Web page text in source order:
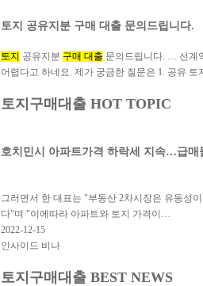
토지 공유지분 구매 대출 문의드립니다.
토지 공유지분 구매 대출 문의드립니다. … 선계
어렵다고 하네요. 제가 궁금한 질문은 1. 공유
토지구매대출 HOT TOPIC
호치민시 아파트가격 하락세 지속…급매
그러면서 한 대표는 "부동산 2차시장은 유동성
다"며 "이에따라 아파트와 토지 가격이…
2022-12-15
인사이드 비나
토지구매대출 BEST NEWS